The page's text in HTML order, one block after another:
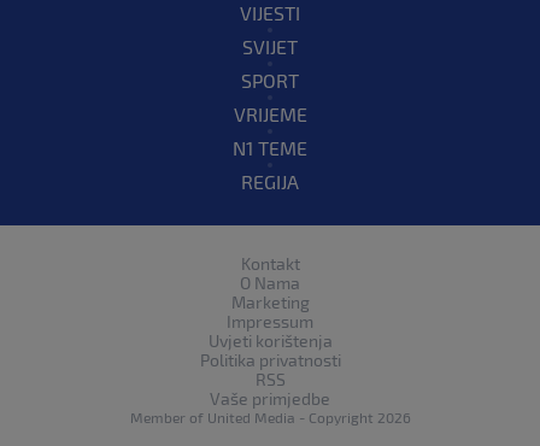
VIJESTI
SVIJET
SPORT
VRIJEME
N1 TEME
REGIJA
Kontakt
O Nama
Marketing
Impressum
Uvjeti korištenja
Politika privatnosti
RSS
Vaše primjedbe
Member of United Media - Copyright 2026